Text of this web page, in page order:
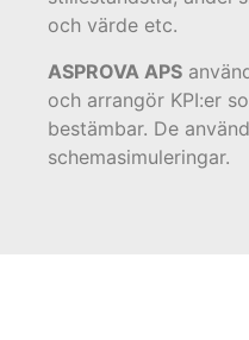
och värde etc.
ASPROVA APS
och arrangör KPI:er
bestämbar. De
schemasimuleringar.